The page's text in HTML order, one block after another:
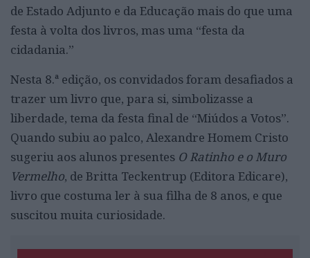
de Estado Adjunto e da Educação mais do que uma
festa à volta dos livros, mas uma “festa da
cidadania.”
Nesta 8.ª edição, os convidados foram desafiados a
trazer um livro que, para si, simbolizasse a
liberdade, tema da festa final de “Miúdos a Votos”.
Quando subiu ao palco, Alexandre Homem Cristo
sugeriu aos alunos presentes O Ratinho e o Muro
Vermelho, de Britta Teckentrup (Editora Edicare),
livro que costuma ler à sua filha de 8 anos, e que
suscitou muita curiosidade.